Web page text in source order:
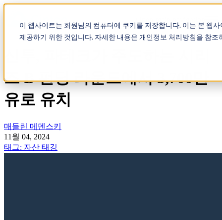
이 웹사이트는 회원님의 컴퓨터에 쿠키를 저장합니다. 이는 본 웹
제공하기 위한 것입니다. 자세한 내용은 개인정보 처리방침을 참조
즈 B 펀딩 라운드에서 3,700만
유로 유치
매들린 메덴스키
11월 04, 2024
태그: 자산 태깅